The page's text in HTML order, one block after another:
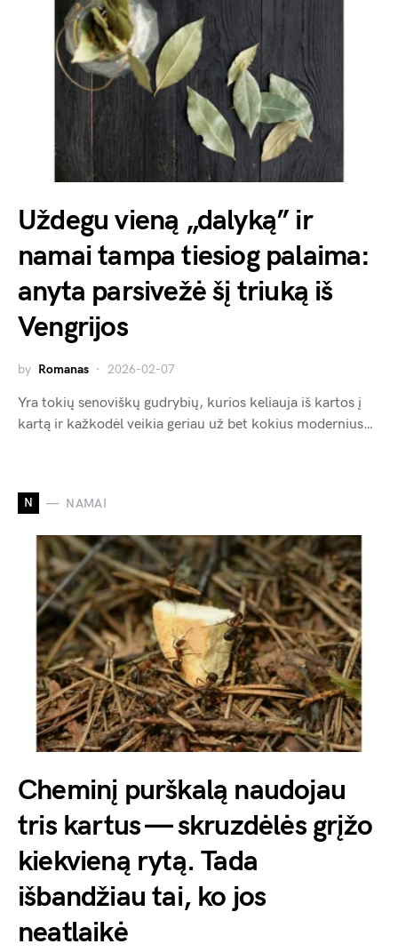
Uždegu vieną „dalyką” ir
namai tampa tiesiog palaima:
anyta parsivežė šį triuką iš
Vengrijos
by Romanas 2026-02-07
Yra tokių senoviškų gudrybių, kurios keliauja iš kartos į
kartą ir kažkodėl veikia geriau už bet kokius modernius…
N NAMAI
Cheminį purškalą naudojau
tris kartus — skruzdėlės grįžo
kiekvieną rytą. Tada
išbandžiau tai, ko jos
neatlaikė